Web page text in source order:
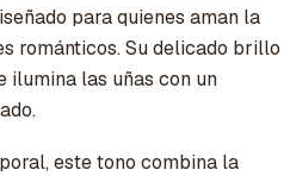
para quienes aman la
románticos. Su delicado brillo
ilumina las uñas con un
este tono combina la